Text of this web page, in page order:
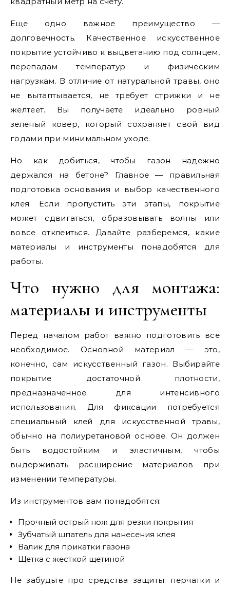
Еще одно важное преимущество —
долговечность. Качественное искусственное
покрытие устойчиво к выцветанию под солнцем,
перепадам температур и физическим
нагрузкам. В отличие от натуральной травы, оно
не вытаптывается, не требует стрижки и не
желтеет. Вы получаете идеально ровный
зеленый ковер, который сохраняет свой вид
годами при минимальном уходе.
Но как добиться, чтобы газон надежно
держался на бетоне? Главное — правильная
подготовка основания и выбор качественного
клея. Если пропустить эти этапы, покрытие
может сдвигаться, образовывать волны или
вовсе отклеиться. Давайте разберемся, какие
материалы и инструменты понадобятся для
работы.
Что нужно для монтажа:
материалы и инструменты
Перед началом работ важно подготовить все
необходимое. Основной материал — это,
конечно, сам искусственный газон. Выбирайте
покрытие достаточной плотности,
предназначенное для интенсивного
использования. Для фиксации потребуется
специальный клей для искусственной травы,
обычно на полиуретановой основе. Он должен
быть водостойким и эластичным, чтобы
выдерживать расширение материалов при
изменении температуры.
Из инструментов вам понадобятся:
Прочный острый нож для резки покрытия
Зубчатый шпатель для нанесения клея
Валик для прикатки газона
Щетка с жесткой щетиной
Не забудьте про средства защиты: перчатки и